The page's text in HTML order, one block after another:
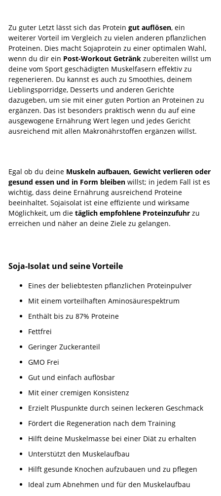
Zu guter Letzt lässt sich das Protein gut auflösen, ein
weiterer Vorteil im Vergleich zu vielen anderen pflanzlichen
Proteinen. Dies macht Sojaprotein zu einer optimalen Wahl,
wenn du dir ein Post-Workout Getränk zubereiten willst um
deine vom Sport geschädigten Muskelfasern effektiv zu
regenerieren. Du kannst es auch zu Smoothies, deinem
Lieblingsporridge, Desserts und anderen Gerichte
dazugeben, um sie mit einer guten Portion an Proteinen zu
ergänzen. Das ist besonders praktisch wenn du auf eine
ausgewogene Ernährung Wert legen und jedes Gericht
ausreichend mit allen Makronährstoffen ergänzen willst.
Egal ob du deine Muskeln aufbauen, Gewicht verlieren oder
gesund essen und in Form bleiben willst; in jedem Fall ist es
wichtig, dass deine Ernährung ausreichend Proteine
beeinhaltet. Sojaisolat ist eine effiziente und wirksame
Möglichkeit, um die täglich empfohlene Proteinzufuhr zu
erreichen und näher an deine Ziele zu gelangen.
Soja-Isolat und seine Vorteile
Eines der beliebtesten pflanzlichen Proteinpulver
Mit einem vorteilhaften Aminosäurespektrum
Enthält bis zu 87% Proteine
Fettfrei
Geringer Zuckeranteil
GMO Frei
Gut und einfach auflösbar
Mit einer cremigen Konsistenz
Erzielt Pluspunkte durch seinen leckeren Geschmack
Fördert die Regeneration nach dem Training
Hilft deine Muskelmasse bei einer Diät zu erhalten
Unterstützt den Muskelaufbau
Hilft gesunde Knochen aufzubauen und zu pflegen
Ideal zum Abnehmen und für den Muskelaufbau